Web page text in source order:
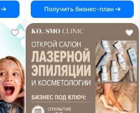
Получить бизнес-план